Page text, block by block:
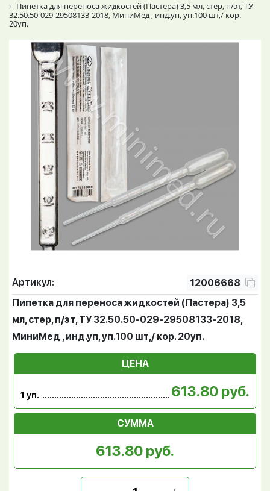
Пипетка для переноса жидкостей (Пастера) 3,5 мл, стер, п/эт, ТУ
32.50.50-029-29508133-2018, МиниМед , инд.уп, уп.100 шт,/ кор.
20уп.
Артикул:
12006668
Пипетка для переноса жидкостей (Пастера) 3,5
мл, стер, п/эт, ТУ 32.50.50-029-29508133-2018,
МиниМед , инд.уп, уп.100 шт,/ кор. 20уп.
ЦЕНА
1 уп. 613.80 руб.
СУММА
613.80 руб.